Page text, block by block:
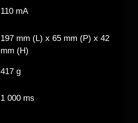
110 mA
197 mm (L) x 65 mm (P) x 42
mm (H)
417 g
1 000 ms